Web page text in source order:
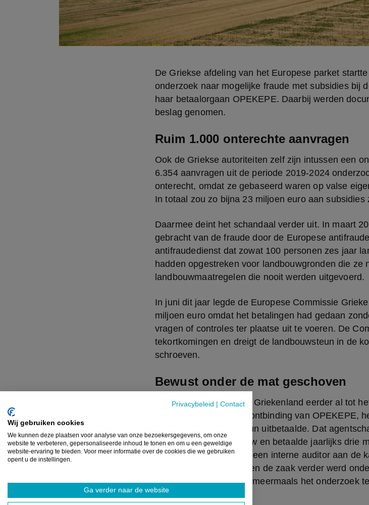
Privacybeleid Contact
Wij gebruiken cookies
We kunnen deze plaatsen voor analyse van onze bezoekersgegevens, om onze
website te verbeteren, gepersonaliseerde inhoud te tonen en om u een geweldige
website-ervaring te bieden. Voor meer informatie over de cookies die we gebruiken
opent u de instellingen.
Ga verder naar de website
De Griekse afdeling van het Europese parket
onderzoek naar mogelijke fraude met subsidies bij
haar betaalorgaan OPEKEPE. Daarbij werden
beslag genomen.
Ruim 1.000 onterechte aanvragen
Ook de Griekse autoriteiten zelf zijn intussen een
6.354 aanvragen uit de periode 2019-2024
onterecht, omdat ze gebaseerd waren op valse
In totaal zou zo bijna 23 miljoen euro aan
Daarmee deint het schandaal verder uit. In maart
gebracht van de fraude door de Europese
antifraudedienst dat zowat 100 personen zes jaar
hadden opgestreken voor landbouwgronden die ze
landbouwmaatregelen die nooit werden uitgevoerd.
In juni dit jaar legde de Europese Commissie
miljoen euro omdat het betalingen had gedaan
vragen of controles ter plaatse uit te voeren. De
tekortkomingen en dreigt de landbouwsteun in de
schroeven.
Bewust onder de mat geschoven
Het schandaal leidde in Griekenland eerder al tot
en tot de ontbinding van OPEKEPE,
Europese landbouwsteun uitbetaalde. Dat
ministerie van Landbouw en betaalde jaarlijks drie
boeren. OPEKEPE zou een interne auditor aan de
gesjoemel ontdekte. Toen de zaak verder werd
minister van Landbouw meermaals het onderzoek